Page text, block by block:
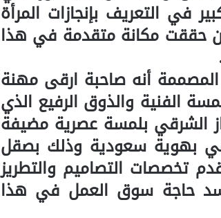
في التعريف بإنجازات المرأة
حققت مكانة متقدمة في هذا
أنه صاحبة ارقى مهنة
الفنية والذوق الرفيع الذي
الشرقي بلمسة عصرية مضيفة
بهوية سعودية وذلك بصقل
تخصصات التصاميم والتطريز
حاجة سوق العمل في هذا